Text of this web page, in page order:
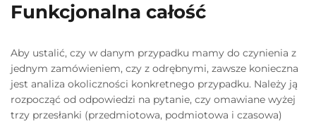
Funkcjonalna całość
Aby ustalić, czy w danym przypadku mamy do czynienia z
jednym zamówieniem, czy z odrębnymi, zawsze konieczna
jest analiza okoliczności konkretnego przypadku. Należy ją
rozpocząć od odpowiedzi na pytanie, czy omawiane wyżej
trzy przesłanki (przedmiotowa, podmiotowa i czasowa)